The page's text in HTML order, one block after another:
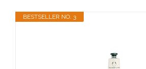
BESTSELLER NO. 3